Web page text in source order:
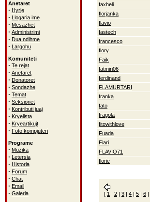
Anetaret
· Hyrje
· Llogaria ime
· Mesazhet
· Administrimi
· Dua ndihme
· Largohu
Komuniteti
· Te rejat
· Anetaret
· Donatoret
· Sondazhe
· Temat
· Seksionet
· Kontributi juaj
· Kryelista
· Kryeartikujt
· Foto kompjuteri
Programe
· Muzika
· Letersia
· Historia
· Forum
· Chat
· Email
· Galeria
faxheli
florjanka
flavio
fastech
francesco
flory
Faik
fatmiri06
ferdinand
FLAMURTARI
franka
fato
fragola
fitowithlove
Fuada
Fiari
FLAVIO71
florie
[ 1 | 2 | 3 | 4 | 5 | 6 |